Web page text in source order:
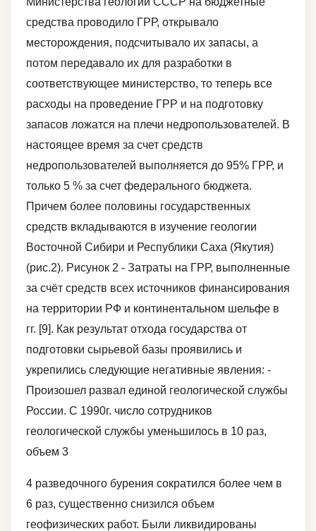
средства проводило ГРР, открывало
месторождения, подсчитывало их запасы, а
потом передавало их для разработки в
соответствующее министерство, то теперь все
расходы на проведение ГРР и на подготовку
запасов ложатся на плечи недропользователей. В
настоящее время за счет средств
недропользователей выполняется до 95% ГРР, и
только 5 % за счет федерального бюджета.
Причем более половины государственных
средств вкладываются в изучение геологии
Восточной Сибири и Республики Саха (Якутия)
(рис.2). Рисунок 2 - Затраты на ГРР, выполненные
за счёт средств всех источников финансирования
на территории РФ и континентальном шельфе в
гг. [9]. Как результат отхода государства от
подготовки сырьевой базы проявились и
укрепились следующие негативные явления: -
Произошел развал единой геологической службы
России. С 1990г. число сотрудников
геологической службы уменьшилось в 10 раз,
объем 3
4 разведочного бурения сократился более чем в
6 раз, существенно снизился объем
геофизических работ. Были ликвидированы